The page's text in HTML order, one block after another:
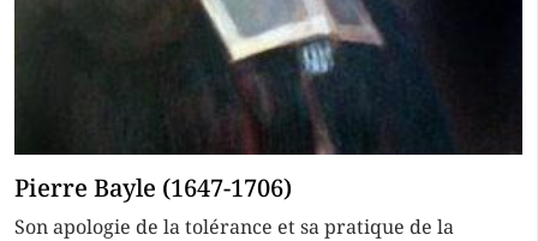
Pierre Bayle (1647-1706)
Son apologie de la tolérance et sa pratique de la